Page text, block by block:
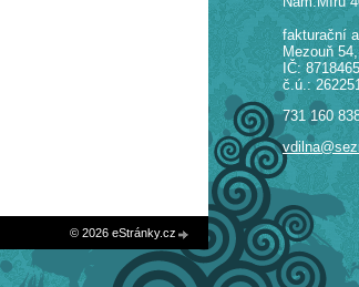
fakturační
Mezouň
IČ:
č.ú.:
731 160
© 2026 eStránky.cz